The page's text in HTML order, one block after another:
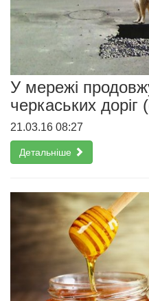
У мережі
черкаських
21.03.16 08:27
Детальніше